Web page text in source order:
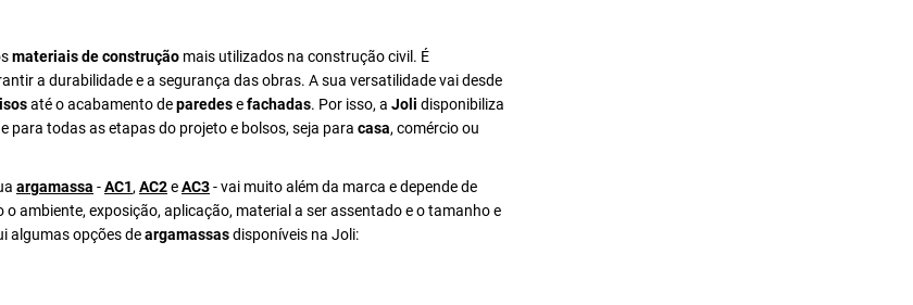
materiais de construção mais utilizados na construção civil. É
a durabilidade e a segurança das obras. A sua versatilidade vai desde
até o acabamento deparedesefachadas. Por isso, a Joli disponibiliza
para todas as etapas do projeto e bolsos, seja para casa, comércio ou
argamassa -AC1, AC2eAC3- vai muito além da marca e depende de
ambiente, exposição, aplicação, material a ser assentado e o tamanho e
algumas opções deargamassasdisponíveis na Joli: